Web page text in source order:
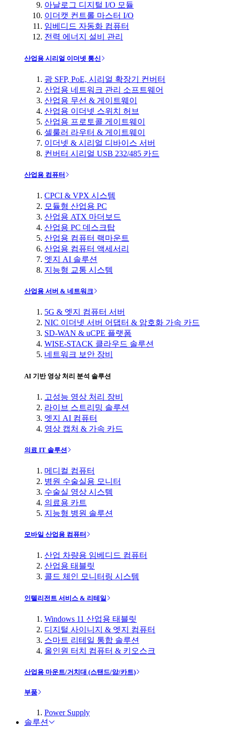
아날로그 디지털 I/O 모듈
이더캣 컨트롤 마스터 I/O
임베디드 자동화 컴퓨터
전력 에너지 설비 관리
산업용 시리얼 이더넷 통신
광 SFP, PoE, 시리얼 확장기 컨버터
산업용 네트워크 관리 소프트웨어
산업용 무선 & 게이트웨이
산업용 이더넷 스위치 허브
산업용 프로토콜 게이트웨이
셀룰러 라우터 & 게이트웨이
이더넷 & 시리얼 디바이스 서버
컨버터 시리얼 USB 232/485 카드
산업용 컴퓨터
CPCI & VPX 시스템
모듈형 산업용 PC
산업용 ATX 마더보드
산업용 PC 데스크탑
산업용 컴퓨터 랙마운트
산업용 컴퓨터 액세서리
엣지 AI 솔루션
지능형 교통 시스템
산업용 서버 & 네트워크
5G & 엣지 컴퓨터 서버
NIC 이더넷 서버 어댑터 & 암호화 가속 카드
SD-WAN & uCPE 플랫폼
WISE-STACK 클라우드 솔루션
네트워크 보안 장비
AI 기반 영상 처리 분석 솔루션
고성능 영상 처리 장비
라이브 스트리밍 솔루션
엣지 AI 컴퓨터
영상 캡처 & 가속 카드
의료 IT 솔루션
메디컬 컴퓨터
병원 수술실용 모니터
수술실 영상 시스템
의료용 카트
지능형 병원 솔루션
모바일 산업용 컴퓨터
산업 차량용 임베디드 컴퓨터
산업용 태블릿
콜드 체인 모니터링 시스템
인텔리전트 서비스 & 리테일
Windows 11 산업용 태블릿
디지털 사이니지 & 엣지 컴퓨터
스마트 리테일 통합 솔루션
올인원 터치 컴퓨터 & 키오스크
산업용 마운트/거치대 (스탠드/암/카트)
부품
Power Supply
솔루션